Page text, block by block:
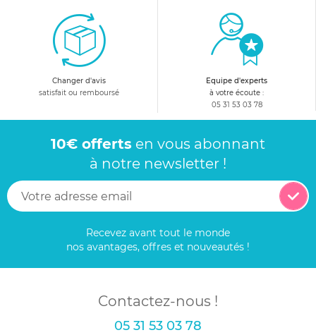
Changer d'avis
satisfait ou remboursé
Equipe d'experts
à votre écoute :
05 31 53 03 78
10€ offerts en vous abonnant
à notre newsletter !
Recevez avant tout le monde
nos avantages, offres et nouveautés !
Contactez-nous !
05 31 53 03 78